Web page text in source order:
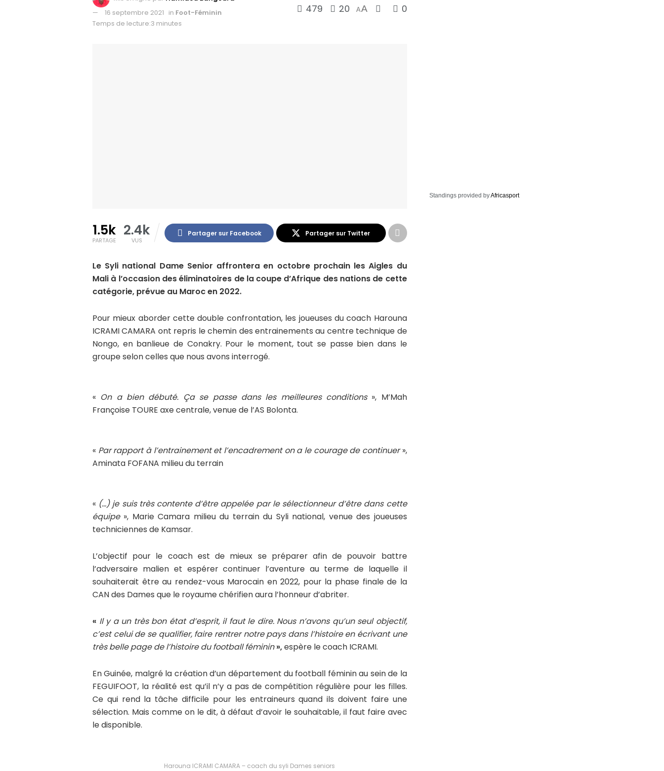
16 septembre 2021 in Foot-Féminin
Temps de lecture:3 minutes
479 20 AA 0
1.5k
PARTAGE
2.4k
VUS
Partager sur Facebook Partager sur Twitter
Le Syli national Dame Senior affrontera en octobre prochain les Aigles du
Mali à l’occasion des éliminatoires de la coupe d’Afrique des nations de cette
catégorie, prévue au Maroc en 2022.
Pour mieux aborder cette double confrontation, les joueuses du coach Harouna
ICRAMI CAMARA ont repris le chemin des entrainements au centre technique de
Nongo, en banlieue de Conakry. Pour le moment, tout se passe bien dans le
groupe selon celles que nous avons interrogé.
« On a bien débuté. Ça se passe dans les meilleures conditions», M’Mah
Françoise TOURE axe centrale, venue de l’AS Bolonta.
« Par rapport à l’entrainement et l’encadrement on a le courage de continuer»,
Aminata FOFANA milieu du terrain
« (…) je suis très contente d’être appelée par le sélectionneur d’être dans cette
équipe », Marie Camara milieu du terrain du Syli national, venue des joueuses
techniciennes de Kamsar.
L’objectif pour le coach est de mieux se préparer afin de pouvoir battre
l’adversaire malien et espérer continuer l’aventure au terme de laquelle il
souhaiterait être au rendez-vous Marocain en 2022, pour la phase finale de la
CAN des Dames que le royaume chérifien aura l’honneur d’abriter.
« Il y a un très bon état d’esprit, il faut le dire. Nous n’avons qu’un seul objectif,
c’est celui de se qualifier, faire rentrer notre pays dans l’histoire en écrivant une
très belle page de l’histoire du football féminin »,espère le coach ICRAMI.
En Guinée, malgré la création d’un département du football féminin au sein de la
FEGUIFOOT, la réalité est qu’il n’y a pas de compétition régulière pour les filles.
Ce qui rend la tâche difficile pour les entraineurs quand ils doivent faire une
sélection. Mais comme on le dit, à défaut d’avoir le souhaitable, il faut faire avec
le disponible.
Harouna ICRAMI CAMARA – coach du syli Dames seniors
Standings provided byAfricasport